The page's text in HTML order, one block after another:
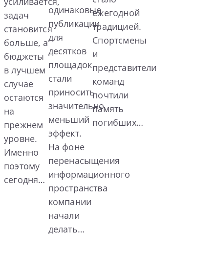
задач
становится
больше, а
бюджеты
в лучшем
случае
остаются
на
прежнем
уровне.
Именно
поэтому
сегодня…
одинаковые
публикации
для
десятков
площадок
стали
приносить
значительно
меньший
эффект.
На фоне
перенасыщения
информационного
пространства
компании
начали
делать…
ежегодной
традицией.
Спортсмены
и
представители
команд
почтили
память
погибших…